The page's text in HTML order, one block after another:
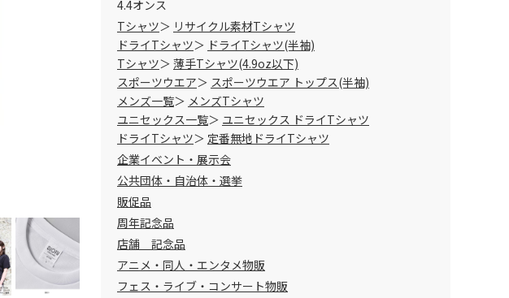
4.4オンス
Tシャツ
リサイクル素材Tシャツ
ドライTシャツ
ドライTシャツ(半袖)
Tシャツ
薄手Tシャツ(4.9oz以下)
スポーツウエア
スポーツウエア トップス(半袖)
メンズ一覧
メンズTシャツ
ユニセックス一覧
ユニセックス ドライTシャツ
ドライTシャツ
定番無地ドライTシャツ
企業イベント・展示会
公共団体・自治体・選挙
販促品
周年記念品
店舗 記念品
アニメ・同人・エンタメ物販
フェス・ライブ・コンサート物販